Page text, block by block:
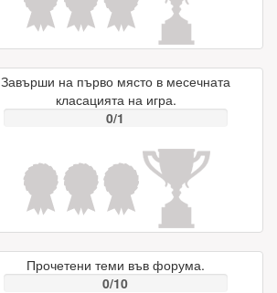
Завърши на първо място в месечната
класацията на игра.
0/1
Прочетени теми във форума.
0/10